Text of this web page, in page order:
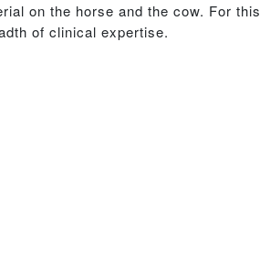
on the horse and the cow. For
of clinical expertise.